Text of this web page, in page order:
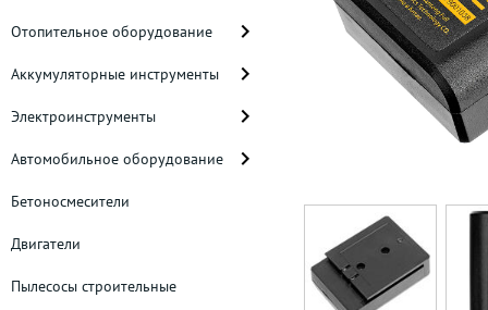
Отопительное оборудование
Аккумуляторные инструменты
Электроинструменты
Автомобильное оборудование
Бетоносмесители
Двигатели
Пылесосы строительные